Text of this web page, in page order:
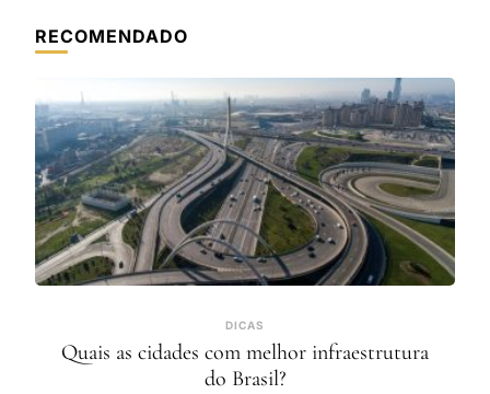
RECOMENDADO
DICAS
Quais as cidades com melhor infraestrutura
do Brasil?